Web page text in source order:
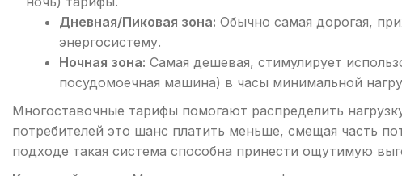
Дневная/Пиковая зона: Обычно самая дорогая,
энергосистему.
Ночная зона: Самая дешевая, стимулирует
посудомоечная машина) в часы минимальной
Многоставочные тарифы помогают распределить
потребителей это шанс платить меньше, смещая часть
подходе такая система способна принести ощутимую